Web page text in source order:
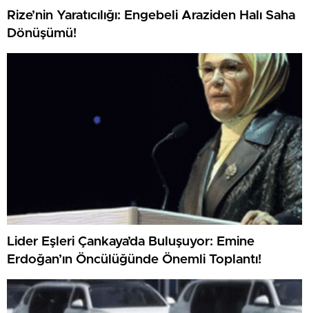
Rize’nin Yaratıcılığı: Engebeli Araziden Halı Saha
Dönüşümü!
Lider Eşleri Çankaya’da Buluşuyor: Emine
Erdoğan’ın Öncülüğünde Önemli Toplantı!